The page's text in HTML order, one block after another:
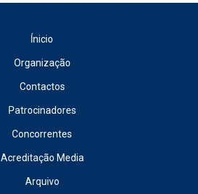
Ínicio
Organização
Contactos
Patrocinadores
Concorrentes
Acreditação Media
Arquivo